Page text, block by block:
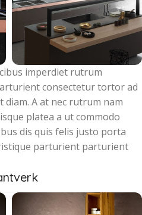
imperdiet rutrum
consectetur tortor ad
A at nec rutrum nam
platea a ut commodo
dis quis felis justo porta
parturient parturient